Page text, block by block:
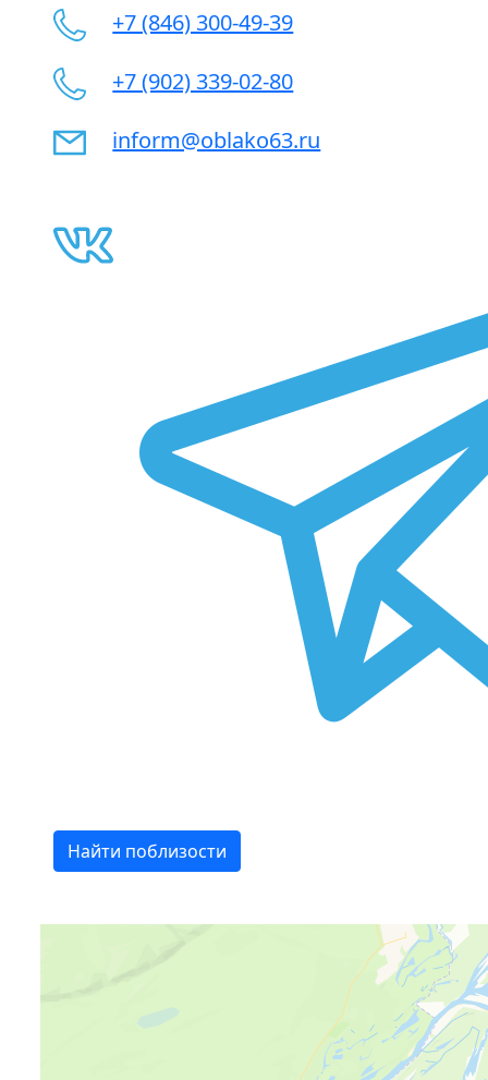
+7 (846) 300-49-39
+7 (902) 339-02-80
inform@oblako63.ru
Найти поблизости